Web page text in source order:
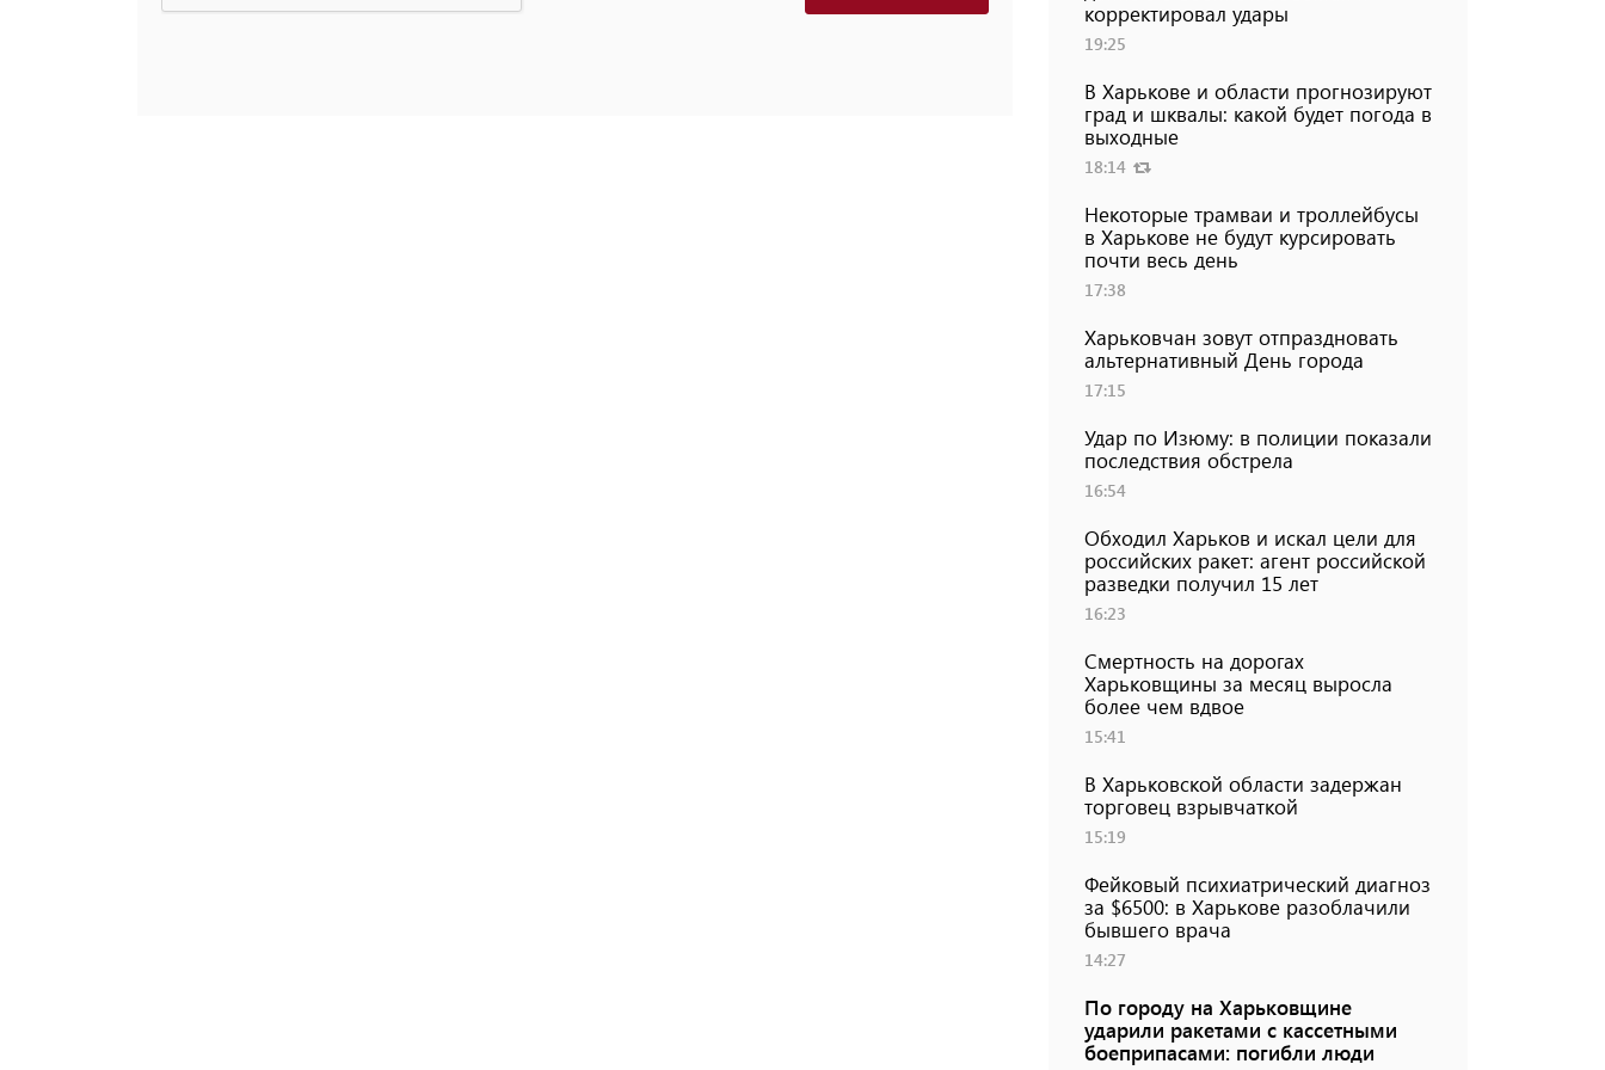
корректировал удары
19:25
В Харькове и области прогнозируют
град и шквалы: какой будет погода в
выходные
18:14
Некоторые трамваи и троллейбусы
в Харькове не будут курсировать
почти весь день
17:38
Харьковчан зовут отпраздновать
альтернативный День города
17:15
Удар по Изюму: в полиции показали
последствия обстрела
16:54
Обходил Харьков и искал цели для
российских ракет: агент российской
разведки получил 15 лет
16:23
Смертность на дорогах
Харьковщины за месяц выросла
более чем вдвое
15:41
В Харьковской области задержан
торговец взрывчаткой
15:19
Фейковый психиатрический диагноз
за $6500: в Харькове разоблачили
бывшего врача
14:27
По городу на Харьковщине
ударили ракетами с кассетными
боеприпасами: погибли люди